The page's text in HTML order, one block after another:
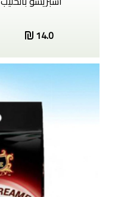
14.0